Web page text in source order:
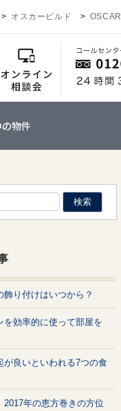
オスカービルド OSCAR
物件
飾り付けはいつから？
を効率的に使って部屋を
が良いといわれる7つの食
2017年の恵方巻きの方位